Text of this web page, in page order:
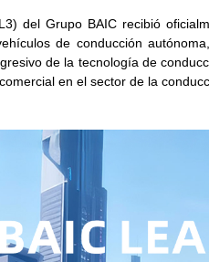
del Grupo BAIC recibió
de conducción
de la tecnología de
en el sector de la